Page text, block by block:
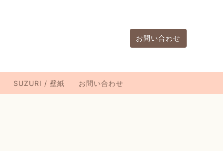
お問い合わせ
SUZURI / 壁紙 お問い合わせ